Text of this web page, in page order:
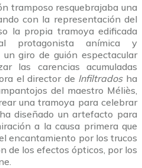
tramposo resquebrajaba una
con la representación del
la propia tramoya edificada
protagonista anímica y
giro de guión espectacular
las carencias acumuladas
el director de Infiltradosha
del maestro Méliès,
una tramoya para celebrar
diseñado un artefacto para
a la causa primera que
encantamiento por los trucos
de los efectos ópticos, por los